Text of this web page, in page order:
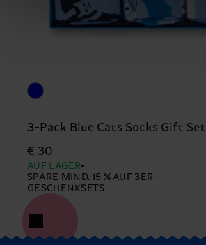
3-Pack Blue Cats Socks Gift Set
€ 30
AUF LAGER
SPARE MIND. 15 % AUF 3ER-
GESCHENKSETS